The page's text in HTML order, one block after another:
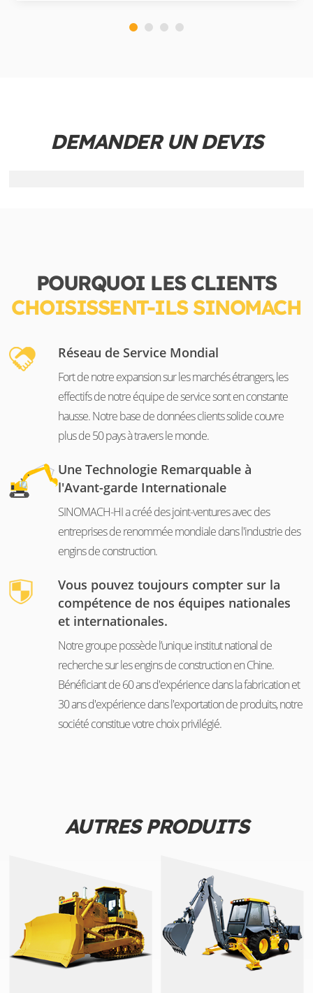
DEMANDER UN DEVIS
POURQUOI LES CLIENTS
CHOISISSENT-ILS SINOMACH
Réseau de Service Mondial
Fort de notre expansion sur les marchés étrangers, les
effectifs de notre équipe de service sont en constante
hausse. Notre base de données clients solide couvre
plus de 50 pays à travers le monde.
Une Technologie Remarquable à
l'Avant-garde Internationale
SINOMACH-HI a créé des joint-ventures avec des
entreprises de renommée mondiale dans l'industrie des
engins de construction.
Vous pouvez toujours compter sur la
compétence de nos équipes nationales
et internationales.
Notre groupe possède l’unique institut national de
recherche sur les engins de construction en Chine.
Bénéficiant de 60 ans d'expérience dans la fabrication et
30 ans d'expérience dans l'exportation de produits, notre
société constitue votre choix privilégié.
AUTRES PRODUITS